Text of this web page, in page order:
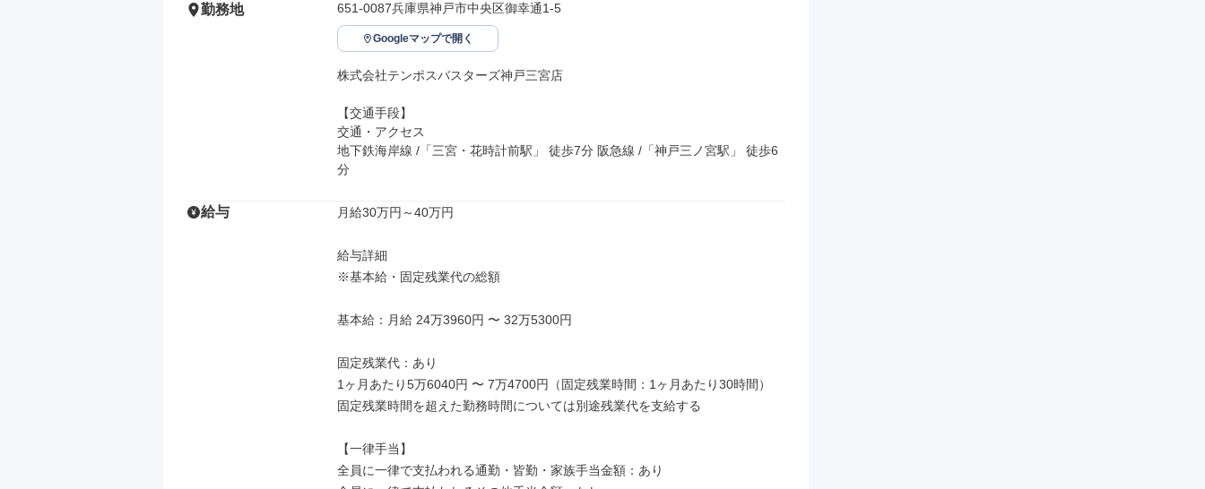
勤務地 651-0087兵庫県神戸市中央区御幸通1-5
Googleマップで開く
株式会社テンポスバスターズ神戸三宮店
【交通手段】
交通・アクセス
地下鉄海岸線 /「三宮・花時計前駅」 徒歩7分 阪急線 /「神戸三ノ宮駅」 徒歩6
分
給与 月給30万円～40万円
給与詳細
※基本給・固定残業代の総額
基本給：月給 24万3960円 〜 32万5300円
固定残業代：あり
1ヶ月あたり5万6040円 〜 7万4700円（固定残業時間：1ヶ月あたり30時間）
固定残業時間を超えた勤務時間については別途残業代を支給する
【一律手当】
全員に一律で支払われる通勤・皆勤・家族手当金額：あり